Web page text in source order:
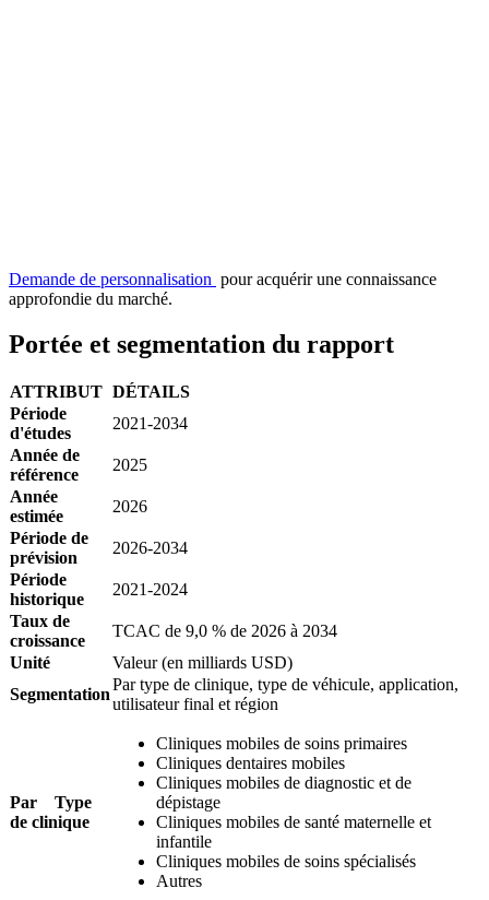
Demande de personnalisation pour acquérir une connaissance
approfondie du marché.
Portée et segmentation du rapport
ATTRIBUT DÉTAILS
Période
d'études
2021-2034
Année de
référence
2025
Année
estimée
2026
Période de
prévision
2026-2034
Période
historique
2021-2024
Taux de
croissance
TCAC de 9,0 % de 2026 à 2034
Unité
Valeur (en milliards USD)
Segmentation
Par type de clinique, type de véhicule, application,
utilisateur final et région
Par Type
de clinique
Cliniques mobiles de soins primaires
Cliniques dentaires mobiles
Cliniques mobiles de diagnostic et de
dépistage
Cliniques mobiles de santé maternelle et
infantile
Cliniques mobiles de soins spécialisés
Autres